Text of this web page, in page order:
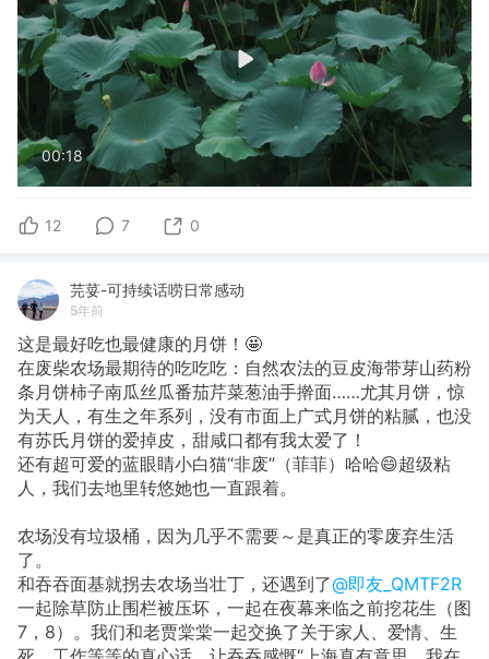
00:18
12 7 0
芫荽-可持续话唠日常感动
5年前
这是最好吃也最健康的月饼！🤩
在废柴农场最期待的吃吃吃：自然农法的豆皮海带芽山药粉
条月饼柿子南瓜丝瓜番茄芹菜葱油手擀面……尤其月饼，惊
为天人，有生之年系列，没有市面上广式月饼的粘腻，也没
有苏氏月饼的爱掉皮，甜咸口都有我太爱了！
还有超可爱的蓝眼睛小白猫“非废”（菲菲）哈哈😄超级粘
人，我们去地里转悠她也一直跟着。
农场没有垃圾桶，因为几乎不需要～是真正的零废弃生活
了。
和吞吞面基就拐去农场当壮丁，还遇到了@即友_QMTF2R
一起除草防止围栏被压坏，一起在夜幕来临之前挖花生（图
7，8）。我们和老贾棠棠一起交换了关于家人、爱情、生